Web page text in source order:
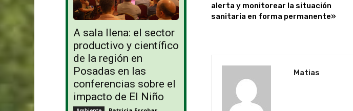
A sala llena: el sector
productivo y científico
de la región en
Posadas en las
conferencias sobre el
impacto de El Niño
alerta y monitorear la situación
sanitaria en forma permanente»
Matias